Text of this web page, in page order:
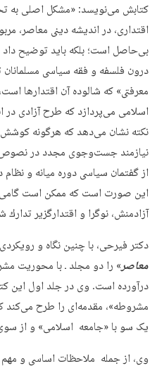
کتابش می‌نویسد: «مشكل اصلی به
اقتداری، در اندیشه دینی معاصر،
بی‌حاصل است؛ بلكه باید توضیح داد
درون فلسفه و فقه سیاسی
معرفتی» كه شالوده آن اقتدارها
اسلامی‌ می‌پردازد كه طرح آزادی
نكته نشان می‌دهد كه هرگونه كوشش
نیازمند جست‌وجوی مجدد در
از گفتمان سیاسی دوره میانه و
این صورت است كه ممكن است گامی
آزادمنش، نوگرا و اقتدارگزیر تدارك
دکتر فیرحی، با چنین نگاه و
معاصر» را دو مجلد ـ با محوریت
درآورده است. وی در جلد اول این
مشروطه»، مقدمه‌ای را طرح می‌کند
یک سو با «جامعه اسلامی» و از
وی، از جمله ملاحظات اساسی و مهم